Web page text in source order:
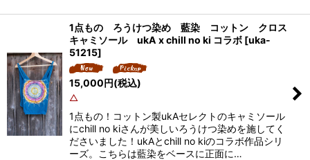
1点もの ろうけつ染め 藍染 コットン クロス
キャミソール ukA x chill no ki コラボ [uka-
51215]
15,000円(税込)
△
1点もの！コットン製ukAセレクトのキャミソール
にchill no kiさんが美しいろうけつ染めを施してく
ださいました！ukAとchill no kiのコラボ作品シリ
ーズ。こちらは藍染をベースに正面に…